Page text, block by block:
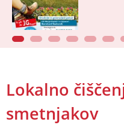
Lokalno
smetnjakov